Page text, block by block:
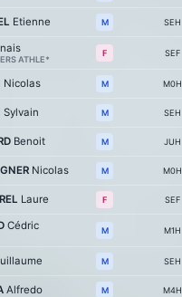
Etienne M SEH
ATHLE*
F SEF
Nicolas M M0H
Sylvain M SEH
Benoit M JUH
Nicolas M M0H
Laure F SEF
Cédric M M1H
M SEH
Alfredo M M4H